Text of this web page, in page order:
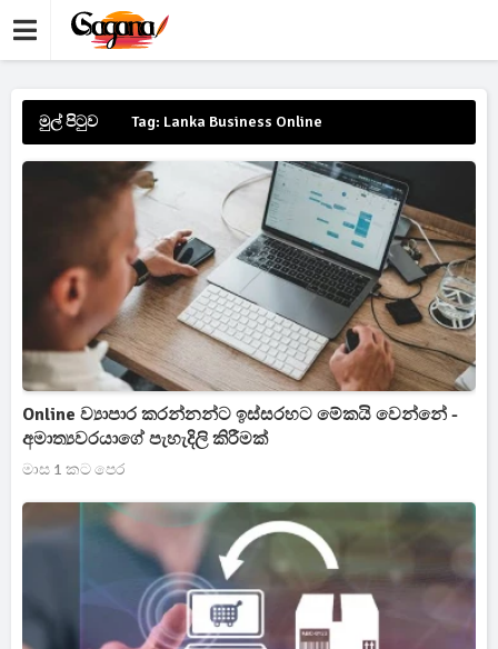
මුල් පිටුව Tag: Lanka Business Online
Online ව්‍යාපාර කරන්නන්ට ඉස්සරහට මේකයි වෙන්නේ -
අමාත්‍යවරයාගේ පැහැදිලි කිරීමක්
මාස 1 කට පෙර